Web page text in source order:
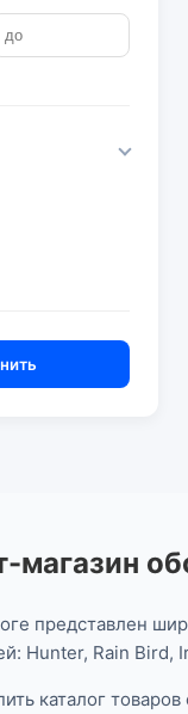
магазин
представлен
Hunter, Rain Bird,
каталог